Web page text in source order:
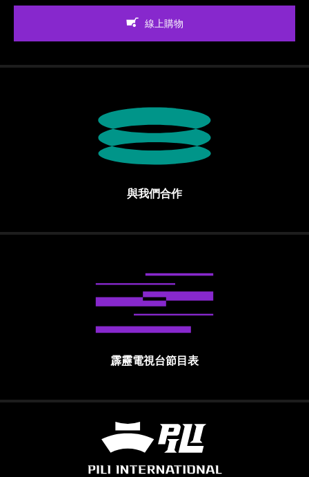
線上購物
與我們合作
霹靂電視台節目表
霹靂國際多媒體股份有限公司 PILI